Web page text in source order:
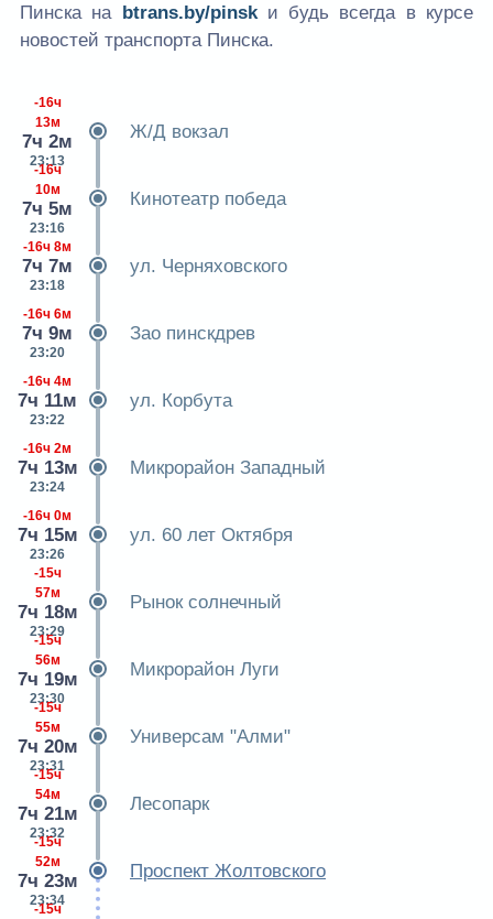
Пинска на btrans.by/pinskи будь всегда в курсе
новостей транспорта Пинска.
-16ч
13м
7ч 2м
23:13
Ж/Д вокзал
-16ч
10м
7ч 5м
23:16
Кинотеатр победа
-16ч 8м
7ч 7м
23:18
ул. Черняховского
-16ч 6м
7ч 9м
23:20
Зао пинскдрев
-16ч 4м
7ч 11м
23:22
ул. Корбута
-16ч 2м
7ч 13м
23:24
Микрорайон Западный
-16ч 0м
7ч 15м
23:26
ул. 60 лет Октября
-15ч
57м
7ч 18м
23:29
Рынок солнечный
-15ч
56м
7ч 19м
23:30
Микрорайон Луги
-15ч
55м
7ч 20м
23:31
Универсам "Алми"
-15ч
54м
7ч 21м
23:32
Лесопарк
-15ч
52м
7ч 23м
23:34
Проспект Жолтовского
-15ч